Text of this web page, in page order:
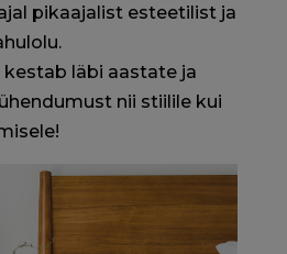
pikaajalist esteetilist ja
läbi aastate ja
nii stiilile kui